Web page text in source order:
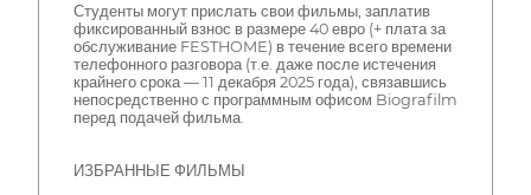
Студенты могут прислать свои фильмы, заплатив
фиксированный взнос в размере 40 евро (+ плата за
обслуживание FESTHOME) в течение всего времени
телефонного разговора (т.е. даже после истечения
крайнего срока — 11 декабря 2025 года), связавшись
непосредственно с программным офисом Biografilm
перед подачей фильма.
ИЗБРАННЫЕ ФИЛЬМЫ